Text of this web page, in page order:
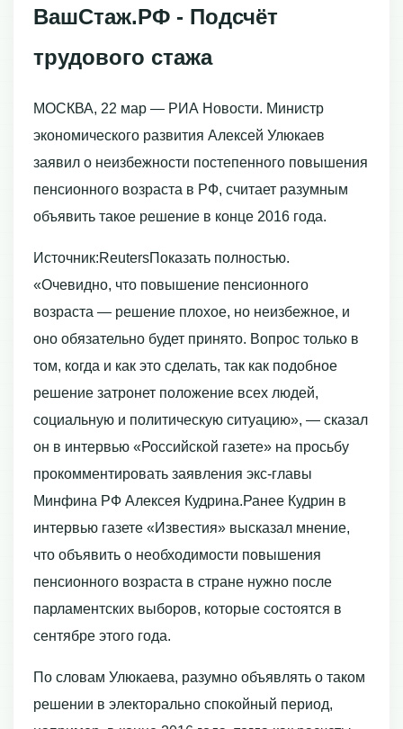
ВашСтаж.РФ - Подсчёт
трудового стажа
МОСКВА, 22 мар — РИА Новости. Министр
экономического развития Алексей Улюкаев
заявил о неизбежности постепенного повышения
пенсионного возраста в РФ, считает разумным
объявить такое решение в конце 2016 года.
Источник:ReutersПоказать полностью.
«Очевидно, что повышение пенсионного
возраста — решение плохое, но неизбежное, и
оно обязательно будет принято. Вопрос только в
том, когда и как это сделать, так как подобное
решение затронет положение всех людей,
социальную и политическую ситуацию», — сказал
он в интервью «Российской газете» на просьбу
прокомментировать заявления экс-главы
Минфина РФ Алексея Кудрина.Ранее Кудрин в
интервью газете «Известия» высказал мнение,
что объявить о необходимости повышения
пенсионного возраста в стране нужно после
парламентских выборов, которые состоятся в
сентябре этого года.
По словам Улюкаева, разумно объявлять о таком
решении в электорально спокойный период,